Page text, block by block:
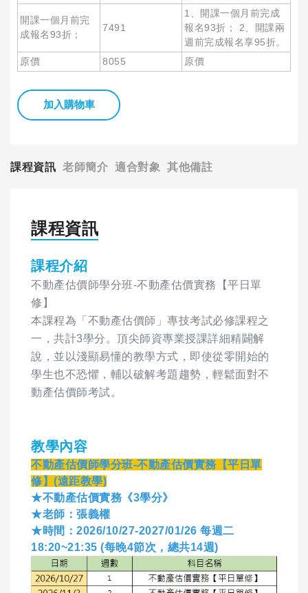
開課一個月前完
成報名93折；
7491
1、開課一個月前完成
報名93折； 2、開課兩
週前完成報名享95折。
原價
8055 原價
加入購物車
課程資訊 老師簡介 適合對象 其他備註
課程資訊
課程介紹
不動產估價師學分班-不動產估價實務【平日單
修】
本課程為「不動產估價師」專技考試必修課程之
一，共計3學分。頂尖師資專業授課詳細精闢解
說，並以淺顯易懂的教學方式，即使從零開始的
學生也不恐懼，輔以破解考題趨勢，輕鬆面對不
動產估價師考試。
教學內容
不動產估價師學分班-不動產估價實務【平日單
修】(遠距教學)
★不動產估價實務《3學分》
★老師：張義權
★時間：2026/10/27-2027/01/26 每週二
18:20~21:35 (每晚4節次，總共14週)